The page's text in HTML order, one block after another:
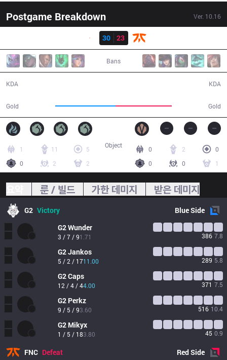
Postgame Breakdown Ver. 10.16
30
23
Bans
KDA
Gold Gold
KDA
1 11
5
0
2 2
0 2
0
0
0 1
Object
룬 / 빌드 가한 데미지 받은 데미지
G2 Victory BlueSide
G2Wunder
3 / 7 / 91.71 386 7.8
G2Jankos
5 / 2 / 1711.00 289 5.8
G2Caps
12 / 4 / 44.00 371 7.5
G2 Perkz
9 / 5 / 93.60 516 10.4
G2 Mikyx
1 / 5 / 183.80 45 0.9
FNC Defeat RedSide